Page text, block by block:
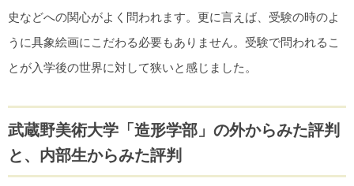
史などへの関心がよく問われます。更に言えば、受験の時のよ
うに具象絵画にこだわる必要もありません。受験で問われるこ
とが入学後の世界に対して狭いと感じました。
武蔵野美術大学「造形学部」の外からみた評判
と、内部生からみた評判